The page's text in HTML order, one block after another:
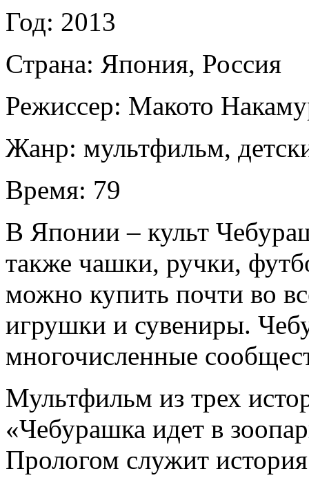
Год: 2013
Страна: Япония, Россия
Режиссер: Макото
Жанр: мультфильм,
Время: 79
В Японии – культ
также чашки, ручки,
можно купить почти во
игрушки и сувениры.
многочисленные
Мультфильм из трех
«Чебурашка идет в
Прологом служит